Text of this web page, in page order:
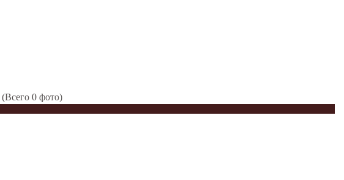
(Всего 0 фото)